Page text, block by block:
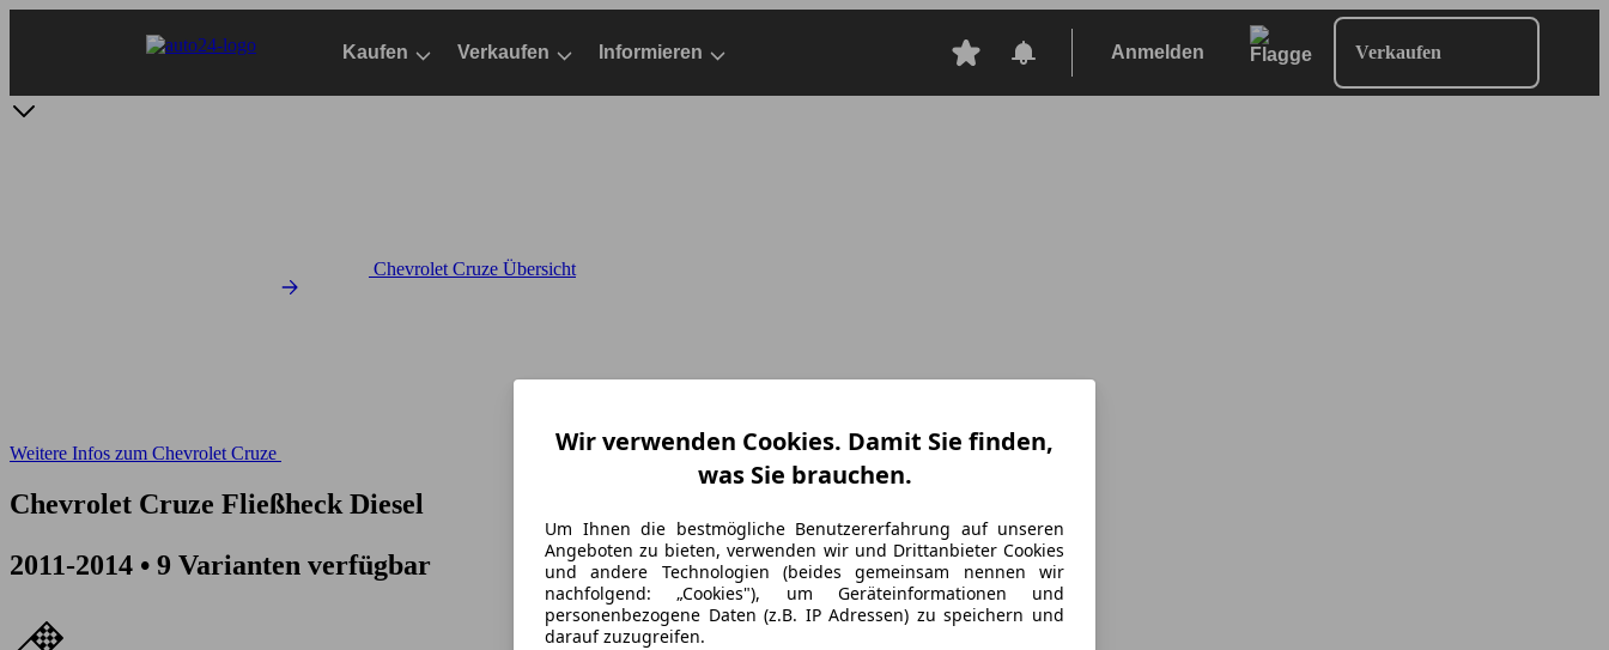
Kaufen Verkaufen Informieren Anmelden Verkaufen
Chevrolet Cruze Übersicht
Weitere Infos zum Chevrolet Cruze
Chevrolet Cruze Fließheck Diesel
2011-2014 • 9 Varianten verfügbar
Wir verwenden Cookies. Damit Sie finden,
was Sie brauchen.
Um Ihnen die bestmögliche Benutzererfahrung auf unseren
Angeboten zu bieten, verwenden wir und Drittanbieter Cookies
und andere Technologien (beides gemeinsam nennen wir
nachfolgend: „Cookies"), um Geräteinformationen und
personenbezogene Daten (z.B. IP Adressen) zu speichern und
darauf zuzugreifen.